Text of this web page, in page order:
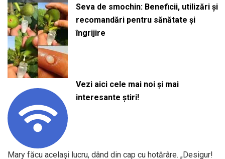
Seva de smochin: Beneficii, utilizări și
recomandări pentru sănătate și
îngrijire
Vezi aici cele mai noi și mai
interesante știri!
Mary făcu același lucru, dând din cap cu hotărâre. „Desigur!